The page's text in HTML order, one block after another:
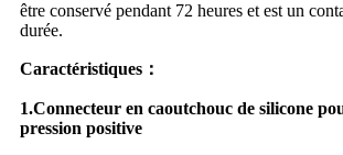
être conservé pendant 72 heures et est un
durée.
Caractéristiques ：
1.Connecteur en caoutchouc de silicone
pression positive